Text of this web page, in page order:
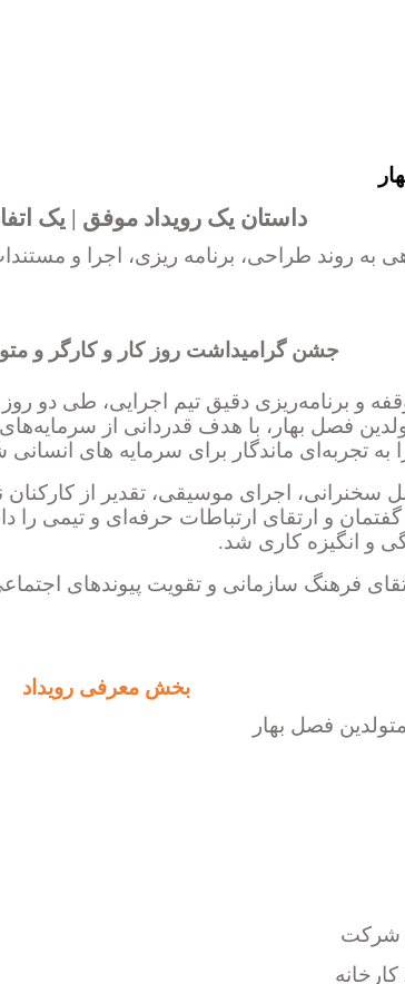
داستان یک رویداد موفق | یک
به روند­ طراحی، برنامه­ ریزی، اجرا و
جشن گرامیداشت روز کار و کارگر و
و برنامه‌ریزی دقیق تیم اجرایی، طی دو
فصل بهار، با هدف قدردانی از
به تجربه‌ای ماندگار برای سرمایه های
سخنرانی، اجرای موسیقی، تقدیر از
و ارتقای ارتباطات حرفه‌ای و تیمی
و انگیزه کاری شد.
سازمانی و تقویت پیوندهای اجتماعی
بخش معرفی رویداد
فصل بهار
شرکت